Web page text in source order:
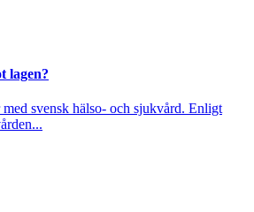
lagen?
svensk hälso- och sjukvård. Enligt